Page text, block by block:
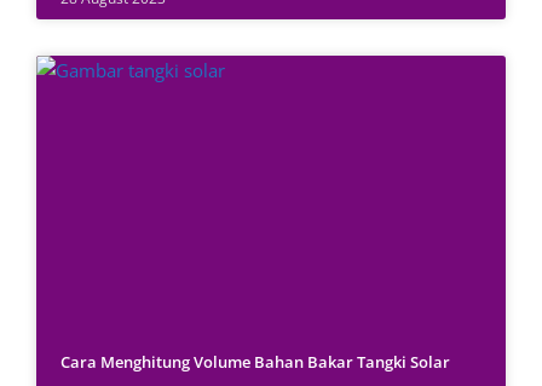
Cara Menghitung Volume Bahan Bakar Tangki Solar